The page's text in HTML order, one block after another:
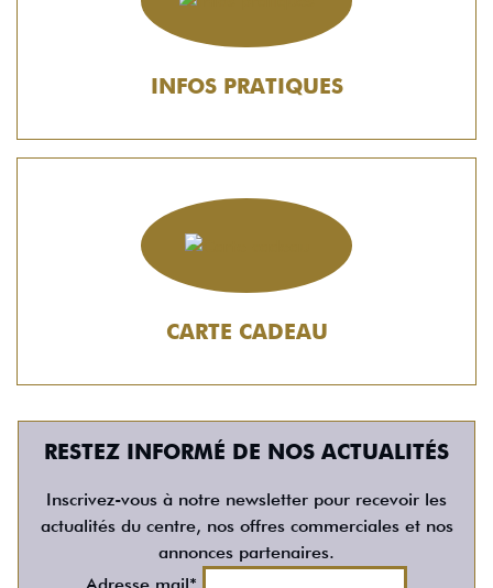
INFOS PRATIQUES
CARTE CADEAU
RESTEZ INFORMÉ DE NOS ACTUALITÉS
Inscrivez-vous à notre newsletter pour recevoir les
actualités du centre, nos offres commerciales et nos
annonces partenaires.